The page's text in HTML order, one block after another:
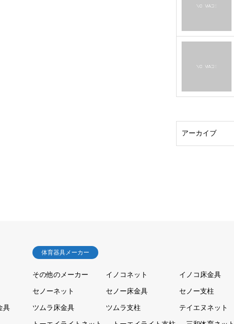
具
体育器具メーカー
その他のメーカー イノコネット イノコ床金具
セノーネット セノー床金具 セノー支柱
ツムラ床金具 ツムラ支柱 テイエヌネット